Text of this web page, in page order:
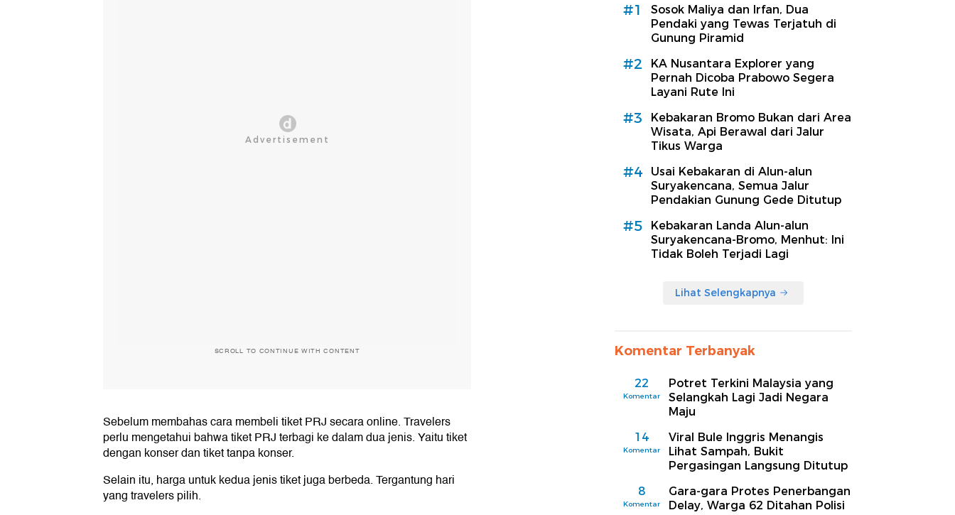
SCROLL TO CONTINUE WITH CONTENT
Sebelum membahas cara membeli tiket PRJ secara online. Travelers
perlu mengetahui bahwa tiket PRJ terbagi ke dalam dua jenis. Yaitu tiket
dengan konser dan tiket tanpa konser.
Selain itu, harga untuk kedua jenis tiket juga berbeda. Tergantung hari
yang travelers pilih.
#1
Sosok Maliya dan Irfan, Dua
Pendaki yang Tewas Terjatuh di
Gunung Piramid
#2
KA Nusantara Explorer yang
Pernah Dicoba Prabowo Segera
Layani Rute Ini
#3
Kebakaran Bromo Bukan dari Area
Wisata, Api Berawal dari Jalur
Tikus Warga
#4
Usai Kebakaran di Alun-alun
Suryakencana, Semua Jalur
Pendakian Gunung Gede Ditutup
#5
Kebakaran Landa Alun-alun
Suryakencana-Bromo, Menhut: Ini
Tidak Boleh Terjadi Lagi
Lihat Selengkapnya
Komentar Terbanyak
22
Komentar
Potret Terkini Malaysia yang
Selangkah Lagi Jadi Negara
Maju
14
Komentar
Viral Bule Inggris Menangis
Lihat Sampah, Bukit
Pergasingan Langsung Ditutup
8
Komentar
Gara-gara Protes Penerbangan
Delay, Warga 62 Ditahan Polisi